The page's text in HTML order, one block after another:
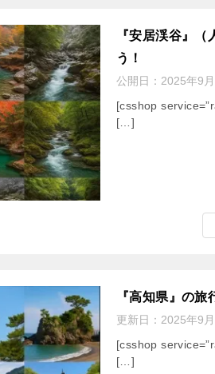
『安居渓谷』
う！
公開日： 2025年9
[csshop
[…]
『高知県』の旅
更新日： 2025年9
[csshop
[…]